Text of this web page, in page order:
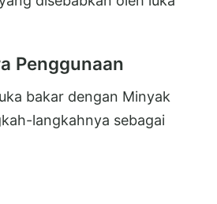
Penggunaan
bakar dengan Minyak
langkahnya sebagai